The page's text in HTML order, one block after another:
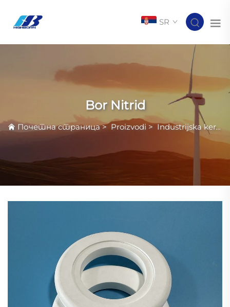
SR
Bor Nitrid
Почетна страница> Proizvodi > Industrijska keramika